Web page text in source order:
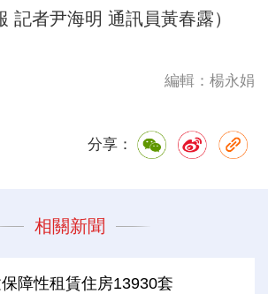
記者尹海明 通訊員黃春露）
編輯：楊永娟
分享：
相關新聞
障性租賃住房13930套